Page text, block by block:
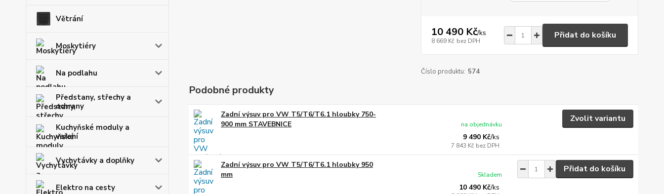
Větrání
Moskytiéry
Na podlahu
Předstany, střechy a
ochrany
Kuchyňské moduly a
vaření
Vychytávky a doplňky
Elektro na cesty
10 490 Kč/ks
8 669 Kč bez DPH
Přidat do košíku
Číslo produktu: 574
Podobné produkty
Zadní výsuv pro VW T5/T6/T6.1 hloubky 750-
900 mm STAVEBNICE
9 490 Kč/ks
7 843 Kč bez DPH
na objednávku
Zvolit variantu
Zadní výsuv pro VW T5/T6/T6.1 hloubky 950
mm
10 490 Kč/ks
Skladem
Přidat do košíku